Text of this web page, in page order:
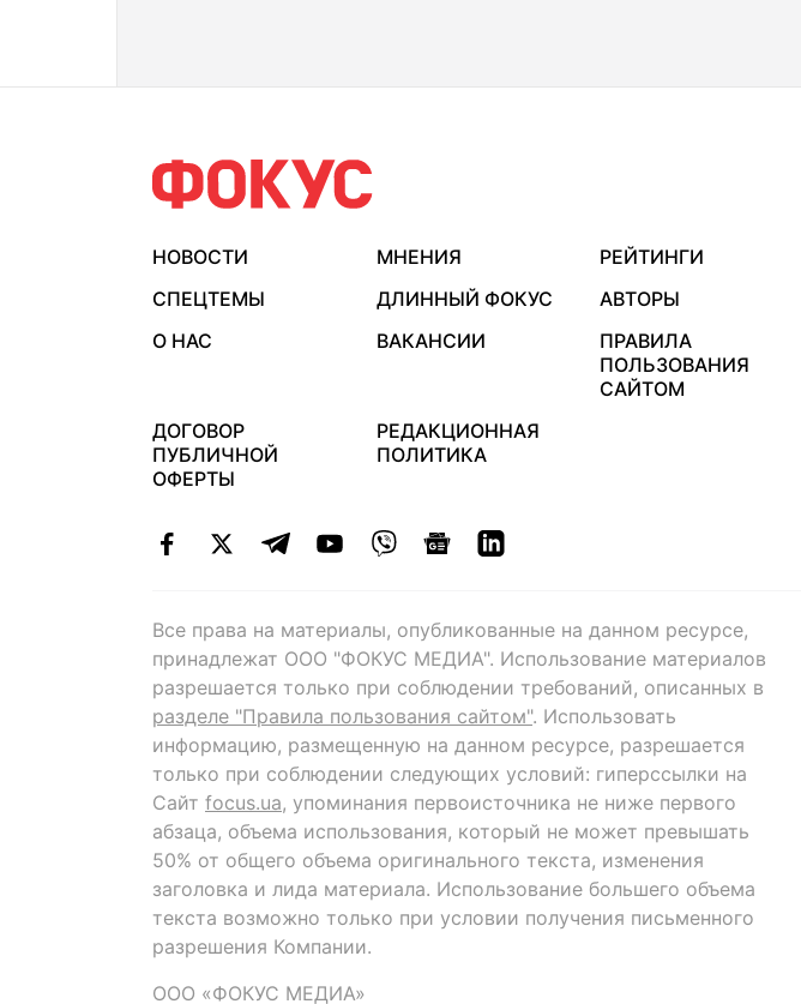
НОВОСТИ МНЕНИЯ
РЕЙТИНГИ
СПЕЦТЕМЫ
ДЛИННЫЙ ФОКУС
АВТОРЫ
О НАС
ВАКАНСИИ
ПРАВИЛА
ПОЛЬЗОВАНИЯ
САЙТОМ
ДОГОВОР
ПУБЛИЧНОЙ
ОФЕРТЫ
РЕДАКЦИОННАЯ
ПОЛИТИКА
Все права на материалы, опубликованные на данном ресурсе,
принадлежат ООО "ФОКУС МЕДИА". Использование материалов
разрешается только при соблюдении требований, описанных в
разделе "Правила пользования сайтом". Использовать
информацию, размещенную на данном ресурсе, разрешается
только при соблюдении следующих условий: гиперссылки на
Сайт focus.ua, упоминания первоисточника не ниже первого
абзаца, объема использования, который не может превышать
50% от общего объема оригинального текста, изменения
заголовка и лида материала. Использование большего объема
текста возможно только при условии получения письменного
разрешения Компании.
ООО «ФОКУС МЕДИА»